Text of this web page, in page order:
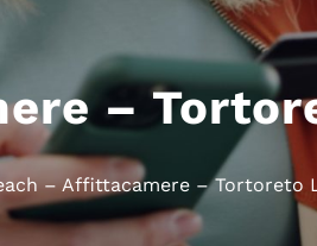
–
– Affittacamere – Tortoreto